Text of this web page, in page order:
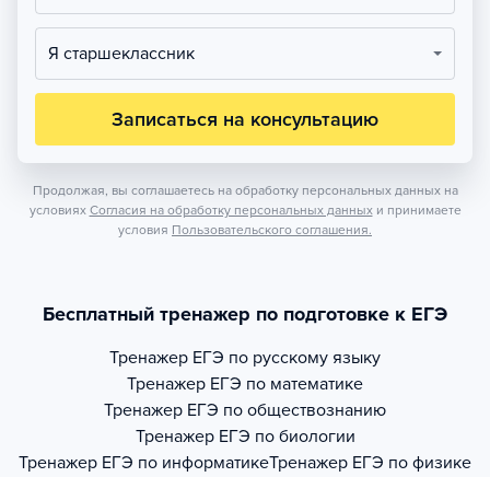
Я старшеклассник
Записаться на консультацию
Продолжая, вы соглашаетесь на обработку персональных данных на
условиях Согласия на обработку персональных данных и принимаете
условия Пользовательского соглашения.
Бесплатный тренажер по подготовке к ЕГЭ
Тренажер ЕГЭ по русскому языку
Тренажер ЕГЭ по математике
Тренажер ЕГЭ по обществознанию
Тренажер ЕГЭ по биологии
Тренажер ЕГЭ по информатикеТренажер ЕГЭ по физике